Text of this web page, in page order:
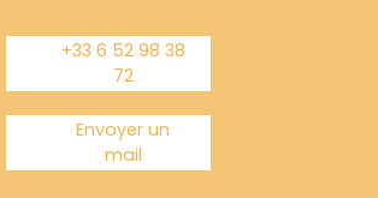
+33 6 52 98 38
72
Envoyer un
mail